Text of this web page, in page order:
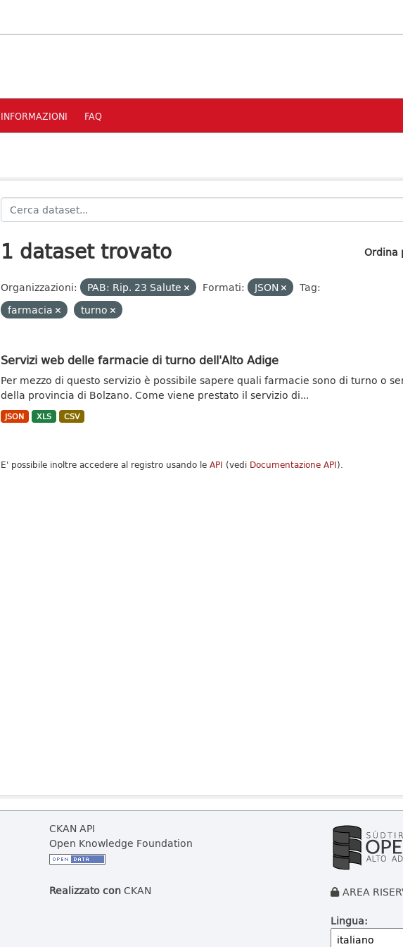
INFORMAZIONI FAQ
Ordina
1 dataset trovato
Organizzazioni: PAB: Rip. 23 Salute Formati: JSON
Tag:
farmacia
turno
Servizi web delle farmacie di turno dell'Alto Adige
Per mezzo di questo servizio è possibile sapere quali farmacie sono di turno o
della provincia di Bolzano. Come viene prestato il servizio di...
JSON XLS CSV
E' possibile inoltre accedere al registro usando le API (vedi Documentazione API).
CKAN API
Open Knowledge Foundation
Realizzato conCKAN
AREA
Lingua